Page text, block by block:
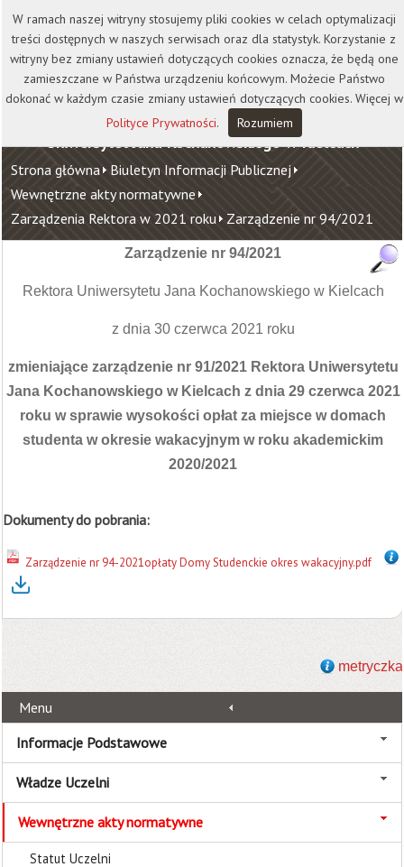
Kontakt Biblioteka
Wydawnictwo
Wirtualna Uczelnia
Uniwersytet Jana Kochanowskiego w Kielcach
Strona główna Biuletyn Informacji Publicznej
Wewnętrzne akty normatywne
Zarządzenia Rektora w 2021 roku Zarządzenie nr 94/2021
Zarządzenie nr 94/2021
Rektora Uniwersytetu Jana Kochanowskiego w Kielcach
z dnia 30 czerwca 2021 roku
zmieniające zarządzenie nr 91/2021 Rektora Uniwersytetu
Jana Kochanowskiego w Kielcach z dnia 29 czerwca 2021
roku w sprawie wysokości opłat za miejsce w domach
studenta w okresie wakacyjnym w roku akademickim
2020/2021
Dokumenty do pobrania:
Zarządzenie nr 94-2021opłaty Domy Studenckie okres wakacyjny.pdf
metryczka
Menu
Informacje Podstawowe
Władze Uczelni
Wewnętrzne akty normatywne
Statut Uczelni
W ramach naszej witryny stosujemy pliki cookies w celach optymalizacji
treści dostępnych w naszych serwisach oraz dla statystyk. Korzystanie z
witryny bez zmiany ustawień dotyczących cookies oznacza, że będą one
zamieszczane w Państwa urządzeniu końcowym. Możecie Państwo
dokonać w każdym czasie zmiany ustawień dotyczących cookies. Więcej w
Polityce Prywatności. Rozumiem